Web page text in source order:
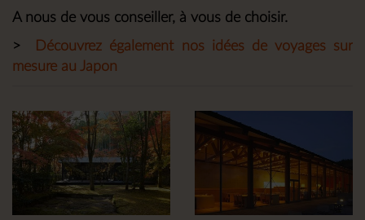
A nous de vous conseiller, à vous de choisir.
>
Découvrez également nos idées de voyages sur
mesure au Japon